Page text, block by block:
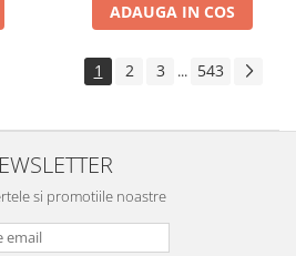
ADAUGA IN COS
1 2 3 ... 543
si promotiile noastre